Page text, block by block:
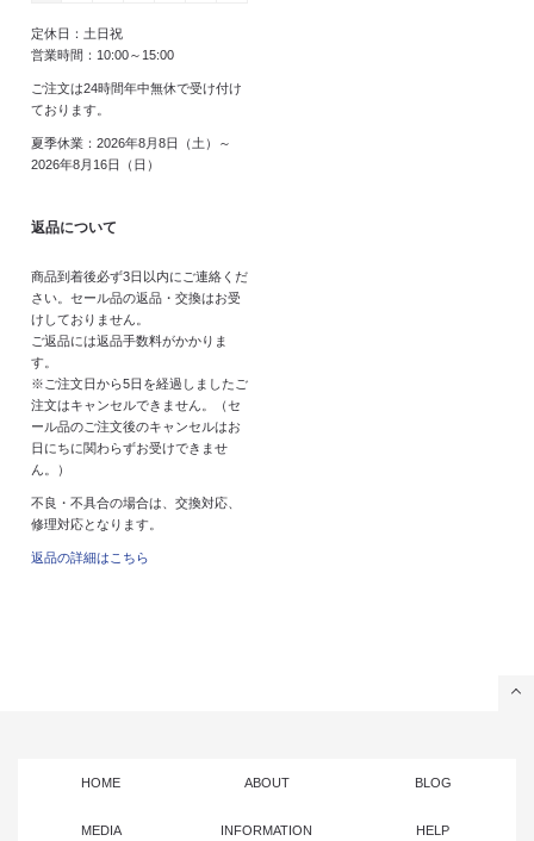
定休日：土日祝
営業時間：10:00～15:00
ご注文は24時間年中無休で受け付け
ております。
夏季休業：2026年8月8日（土）～
2026年8月16日（日）
返品について
商品到着後必ず3日以内にご連絡くだ
さい。セール品の返品・交換はお受
けしておりません。
ご返品には返品手数料がかかりま
す。
※ご注文日から5日を経過しましたご
注文はキャンセルできません。（セ
ール品のご注文後のキャンセルはお
日にちに関わらずお受けできませ
ん。）
不良・不具合の場合は、交換対応、
修理対応となります。
返品の詳細はこちら
HOME ABOUT BLOG
MEDIA INFORMATION HELP